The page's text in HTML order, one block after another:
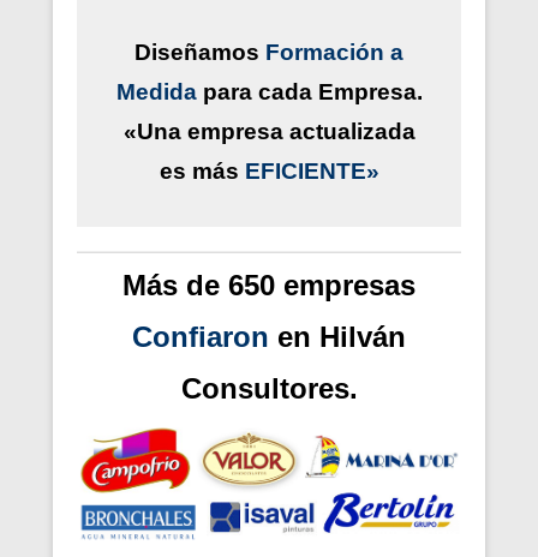
Diseñamos Formación a
Medidapara cada Empresa.
«Una empresa actualizada
es más EFICIENTE»
Más de 650 empresas
Confiaron en Hilván
Consultores.